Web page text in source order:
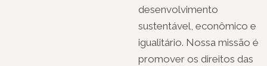
desenvolvimento
sustentável, econômico e
igualitário. Nossa missão é
promover os direitos das